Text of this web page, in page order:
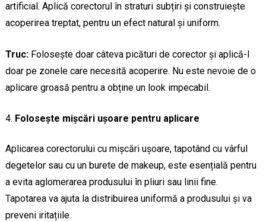
artificial. Aplică corectorul în straturi subțiri și construiește
acoperirea treptat, pentru un efect natural și uniform.
Truc:Folosește doar câteva picături de corector și aplică-l
doar pe zonele care necesită acoperire. Nu este nevoie de o
aplicare groasă pentru a obține un look impecabil.
Folosește mișcări ușoare pentru aplicare
Aplicarea corectorului cu mișcări ușoare, tapotând cu vârful
degetelor sau cu un burete de makeup, este esențială pentru
a evita aglomerarea produsului în pliuri sau linii fine.
Tapotarea va ajuta la distribuirea uniformă a produsului și va
preveni iritațiile.